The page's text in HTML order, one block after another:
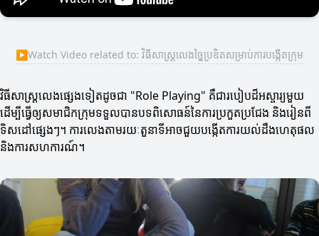
▶Watch Video related to: វិធីសាស្ត្រលេងច្នៃប្រឌិតសម្រាប់ការបង្កើតក្រុម
វិធីសាស្ត្រលេងផ្សេងទៀតដូចជា "Role Playing" គឺជារបៀបដ៏អស្ចារ្យមួយ
ដើម្បីធ្វើឲ្យសមាជិកក្រុមទទួលបានបទពិសោធន៍នៃការប្រកួតប្រជែង និងរៀនពី
ទិសដៅផ្សេងៗ។ ការលេងតាមរយៈតួនាទីអាចជួយបង្កើតការយល់ដឹងហេតុផល
និងការសហការណ៍។